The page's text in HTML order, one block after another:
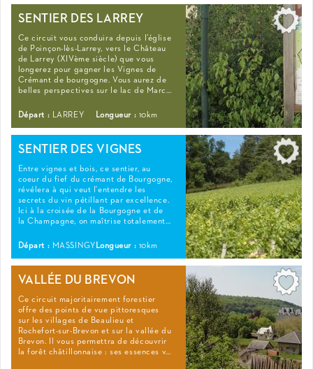
SENTIER DES LARREY
Ce circuit vous conduira depuis l’église
de Poinçon-lès-Larrey, vers le Château
de Larrey (XIVème siècle) que vous
longerez pour gagner les Vignes de
Crémant de bourgogne. Vous aurez de
belles perspectives sur le lac de Marc…
Départ : LARREY Longueur : 10km
SENTIER DES VIGNES
Entre vignes et bois, ce sentier, au
coeur du fief du crémant de Bourgogne,
révélera à qui veut l'entendre les
secrets du vin pétillant par excellence.
Ici à la croisée de la Bourgogne et de
la Champagne, on maîtrise totalement…
Départ : MASSINGY Longueur : 10km
VALLÉE DU BREVON
Ce circuit majoritairement forestier
offre des points de vue pittoresques
sur les villages de Beaulieu et
Rochefort-sur-Brevon et sur la vallée du
Brevon. Il vous permettra de découvrir
la forêt châtillonnaise : ses essences v…